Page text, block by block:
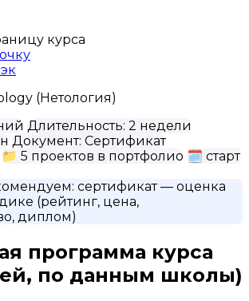
курса
(Нетология)
Длительность: 2 недели
Документ: Сертификат
📁 5 проектов в портфолио 🗓 старт
сертификат— оценка
(рейтинг, цена,
диплом)
программа курса
по данным школы)